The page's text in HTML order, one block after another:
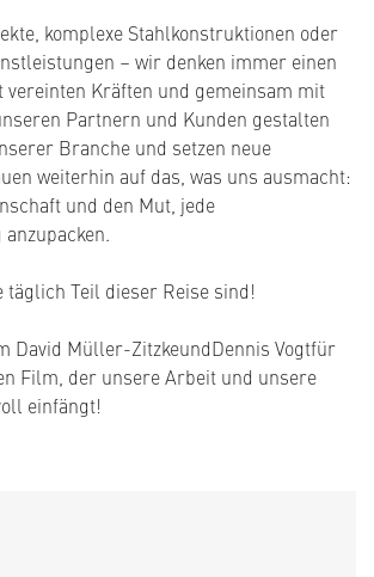
komplexe Stahlkonstruktionen oder
– wir denken immer einen
vereinten Kräften und gemeinsam mit
Partnern und Kunden gestalten
Branche und setzen neue
weiterhin auf das, was uns ausmacht:
und den Mut, jede
täglich Teil dieser Reise sind!
David Müller-ZitzkeundDennis Vogtfür
Film, der unsere Arbeit und unsere
einfängt!